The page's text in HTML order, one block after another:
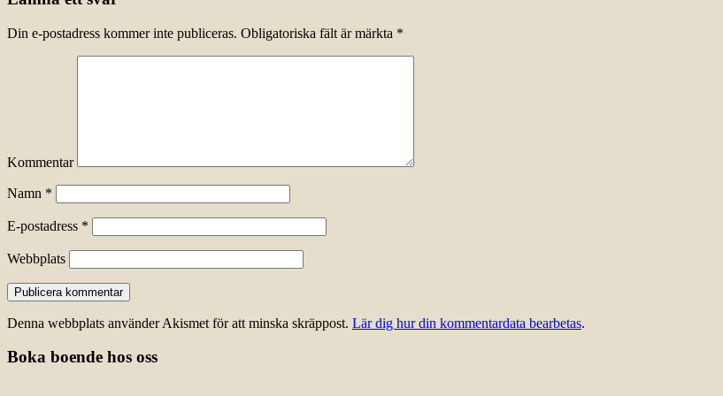
Din e-postadress kommer inte publiceras. Obligatoriska fält är märkta *
Kommentar
Namn *
E-postadress *
Webbplats
Denna webbplats använder Akismet för att minska skräppost. Lär dig hur din kommentardata bearbetas.
Boka boende hos oss